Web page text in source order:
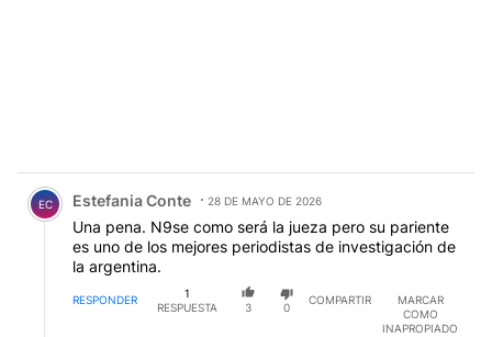
Comentario de Estefania Conte.
EC Estefania Conte 28 DE MAYO DE 2026
Una pena. N9se como será la jueza pero su pariente
es uno de los mejores periodistas de investigación de
la argentina.
RESPONDER
1
RESPUESTA
3 0
COMPARTIR
MARCAR
COMO
INAPROPIADO